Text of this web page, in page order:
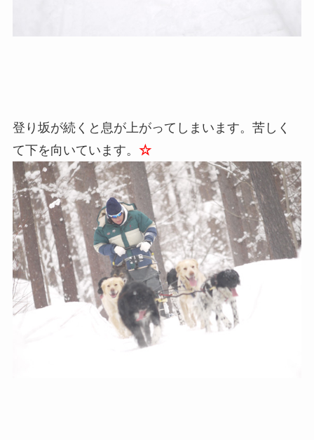
登り坂が続くと息が上がってしまいます。苦しく
て下を向いています。 ☆